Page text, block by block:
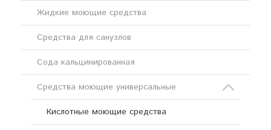
Жидкие моющие средства
Средства для санузлов
Сода кальцинированная
Средства моющие универсальные
Кислотные моющие средства